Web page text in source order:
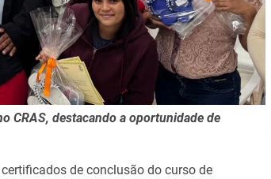
CRAS, destacando a oportunidade de
de conclusão do curso de